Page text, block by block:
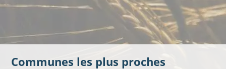
Communes les plus proches